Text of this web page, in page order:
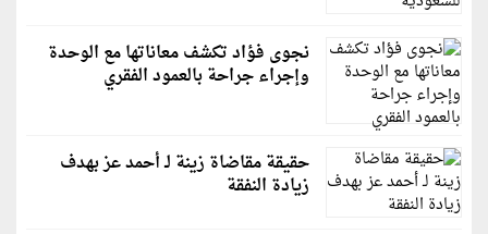
نجوى فؤاد تكشف معاناتها مع الوحدة
وإجراء جراحة بالعمود الفقري
حقيقة مقاضاة زينة لـ أحمد عز بهدف
زيادة النفقة